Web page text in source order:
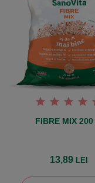
FIBRE MIX 200
13,89 LEI